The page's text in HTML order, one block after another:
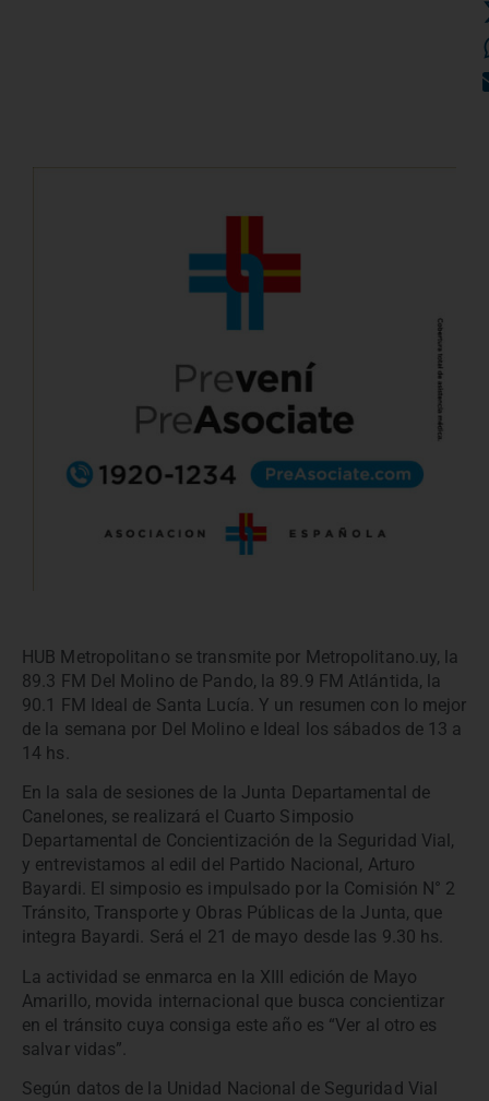
HUB Metropolitano se transmite por Metropolitano.uy, la
89.3 FM Del Molino de Pando, la 89.9 FM Atlántida, la
90.1 FM Ideal de Santa Lucía. Y un resumen con lo mejor
de la semana por Del Molino e Ideal los sábados de 13 a
14 hs.
En la sala de sesiones de la Junta Departamental de
Canelones, se realizará el Cuarto Simposio
Departamental de Concientización de la Seguridad Vial,
y entrevistamos al edil del Partido Nacional, Arturo
Bayardi. El simposio es impulsado por la Comisión N° 2
Tránsito, Transporte y Obras Públicas de la Junta, que
integra Bayardi. Será el 21 de mayo desde las 9.30 hs.
La actividad se enmarca en la XIII edición de Mayo
Amarillo, movida internacional que busca concientizar
en el tránsito cuya consiga este año es “Ver al otro es
salvar vidas”.
Según datos de la Unidad Nacional de Seguridad Vial